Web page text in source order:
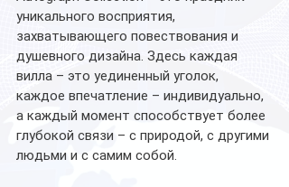
уникального восприятия,
захватывающего повествования и
душевного дизайна. Здесь каждая
вилла – это уединенный уголок,
каждое впечатление – индивидуально,
а каждый момент способствует более
глубокой связи – с природой, с другими
людьми и с самим собой.